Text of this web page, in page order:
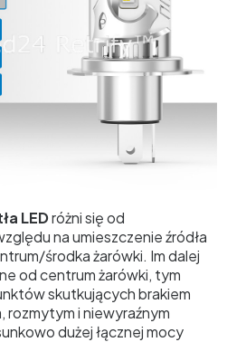
LEDróżni się od
na umieszczenie źródła
środka żarówki. Im dalej
od centrum żarówki, tym
skutkujących brakiem
rozmytym i niewyraźnym
dużej łącznej mocy